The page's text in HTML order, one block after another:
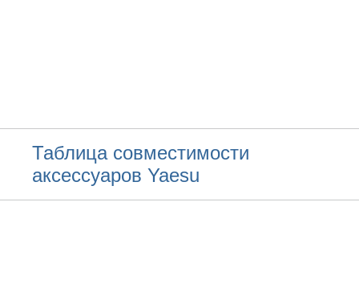
Таблица совместимости
аксессуаров Yaesu